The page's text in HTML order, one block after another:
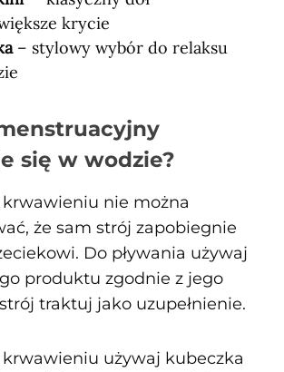
krycie
– stylowy wybór do relaksu
się w wodzie?
nie można
że sam strój zapobiegnie
Do pływania używaj
produktu zgodnie z jego
traktuj jako uzupełnienie.
używaj kubeczka